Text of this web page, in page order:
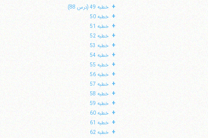
+ خطبه 49 (درس 88)
+ خطبه 50
+ خطبه 51
+ خطبه 52
+ خطبه 53
+ خطبه 54
+ خطبه 55
+ خطبه 56
+ خطبه 57
+ خطبه 58
+ خطبه 59
+ خطبه 60
+ خطبه 61
+ خطبه 62